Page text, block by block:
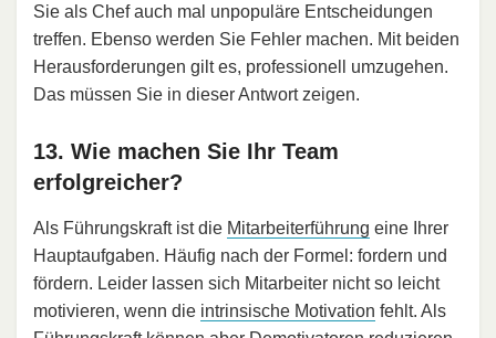
Sie als Chef auch mal unpopuläre Entscheidungen
treffen. Ebenso werden Sie Fehler machen. Mit beiden
Herausforderungen gilt es, professionell umzugehen.
Das müssen Sie in dieser Antwort zeigen.
13. Wie machen Sie Ihr Team
erfolgreicher?
Als Führungskraft ist die Mitarbeiterführung eine Ihrer
Hauptaufgaben. Häufig nach der Formel: fordern und
fördern. Leider lassen sich Mitarbeiter nicht so leicht
motivieren, wenn die intrinsische Motivation fehlt. Als